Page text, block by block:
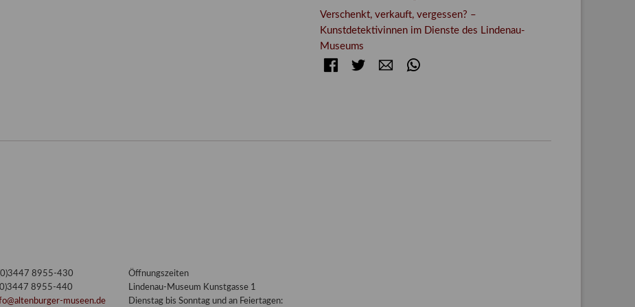
Verschenkt, verkauft, vergessen? –
Kunstdetektivinnen im Dienste des Lindenau-
Museums
FacebookTwitter E-mail
(0)3447 8955-430
8955-440
museen.de
Öffnungszeiten
Lindenau-Museum Kunstgasse 1
Dienstag bis Sonntag und an Feiertagen: